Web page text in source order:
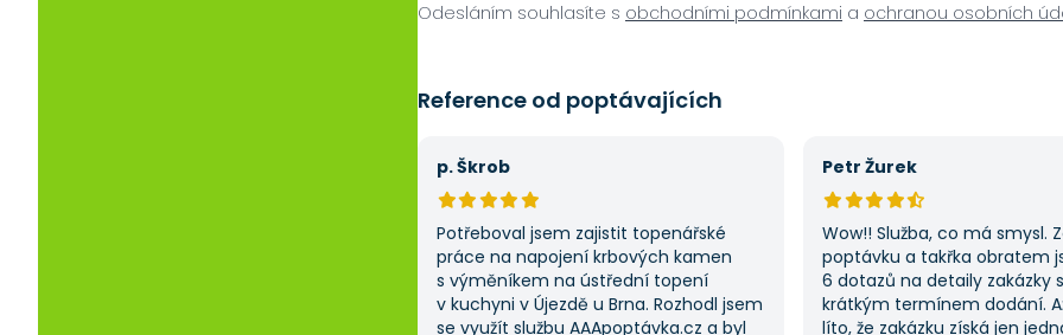
Odesláním souhlasíte s obchodními podmínkami a ochranou osobních
Reference od poptávajících
p. Škrob
Potřeboval jsem zajistit topenářské
práce na napojení krbových kamen
s výměníkem na ústřední topení
v kuchyni v Újezdě u Brna. Rozhodl jsem
se využít službu AAApoptávka.cz a byl
Petr Žurek
Wow!! Služba, co má smysl.
poptávku a takřka obratem
6 dotazů na detaily zakázky
krátkým termínem dodání.
líto, že zakázku získá jen